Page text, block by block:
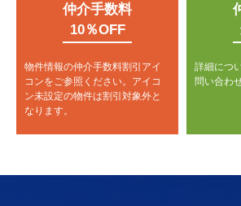
仲介手数料
10％OFF
物件情報の仲介手数料割引アイ
コンをご参照ください。 アイコ
ン未設定の物件は割引対象外と
なります。
詳細につ
問い合わ